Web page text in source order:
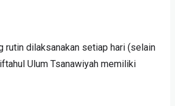
dilaksanakan setiap hari (selain
Ulum Tsanawiyah memiliki